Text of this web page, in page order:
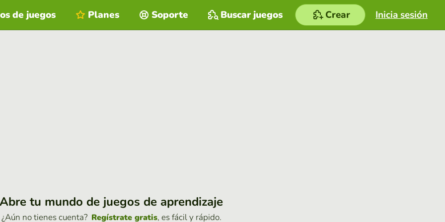
Inicia sesión
de juegos Planes Soporte Buscar juegos Crear
Abre tu mundo de juegos de aprendizaje
¿Aún no tienes cuenta? Regístrate gratis, es fácil y rápido.